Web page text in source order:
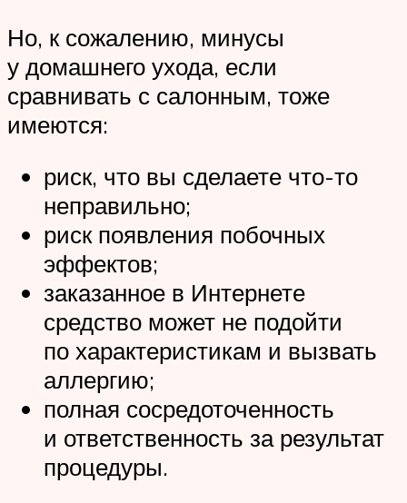
Но, к сожалению, минусы
у домашнего ухода, если
сравнивать с салонным, тоже
имеются:
риск, что вы сделаете что-то
неправильно;
риск появления побочных
эффектов;
заказанное в Интернете
средство может не подойти
по характеристикам и вызвать
аллергию;
полная сосредоточенность
и ответственность за результат
процедуры.